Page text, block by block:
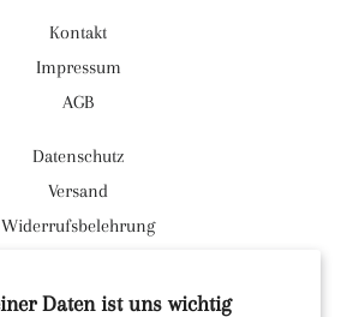
Daten ist uns wichtig
Kontakt
Impressum
AGB
Datenschutz
Versand
Widerrufsbelehrung